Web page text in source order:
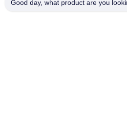
Good day, what product are you